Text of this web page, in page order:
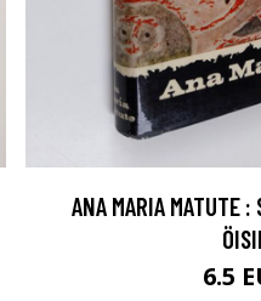
ANA MARIA MATUTE
6.5